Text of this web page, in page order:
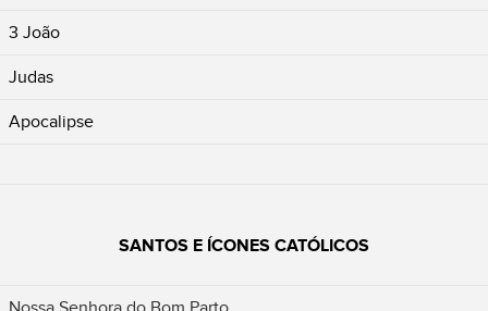
3 João
Judas
Apocalipse
SANTOS E ÍCONES CATÓLICOS